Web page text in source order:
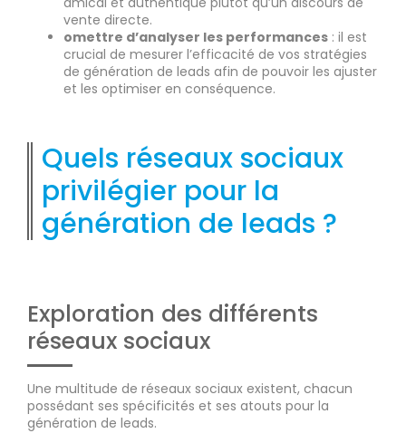
vente directe.
omettre d’analyser les performances : il est
crucial de mesurer l’efficacité de vos stratégies
de génération de leads afin de pouvoir les ajuster
et les optimiser en conséquence.
Quels réseaux sociaux
privilégier pour la
génération de leads ?
Exploration des différents
réseaux sociaux
Une multitude de réseaux sociaux existent, chacun
possédant ses spécificités et ses atouts pour la
génération de leads.